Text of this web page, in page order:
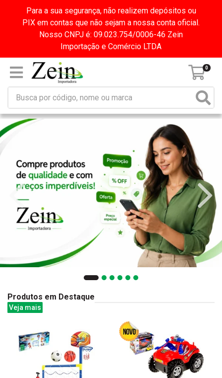
Para a sua segurança, não realizem depósitos ou
PIX em contas que não sejam a nossa conta oficial.
Nosso CNPJ é: 09.023.754/0006-46 Zein
Importação e Comércio LTDA
0
Produtos em Destaque
Veja mais